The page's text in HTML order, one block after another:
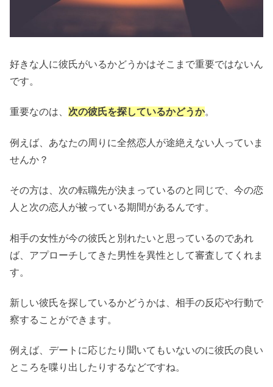
好きな人に彼氏がいるかどうかはそこまで重要ではないん
です。
重要なのは、 次の彼氏を探しているかどうか。
例えば、あなたの周りに全然恋人が途絶えない人っていま
せんか？
その方は、次の転職先が決まっているのと同じで、今の恋
人と次の恋人が被っている期間があるんです。
相手の女性が今の彼氏と別れたいと思っているのであれ
ば、アプローチしてきた男性を異性として審査してくれま
す。
新しい彼氏を探しているかどうかは、相手の反応や行動で
察することができます。
例えば、デートに応じたり聞いてもいないのに彼氏の良い
ところを喋り出したりするなどですね。